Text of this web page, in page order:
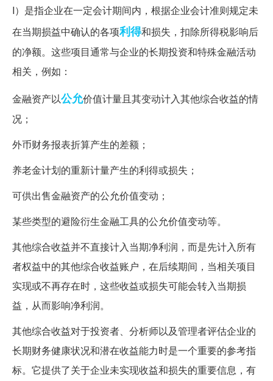
I）是指企业在一定会计期间内，根据企业会计准则规定未
在当期损益中确认的各项利得和损失，扣除所得税影响后
的净额。这些项目通常与企业的长期投资和特殊金融活动
相关，例如：
金融资产以公允价值计量且其变动计入其他综合收益的情
况；
外币财务报表折算产生的差额；
养老金计划的重新计量产生的利得或损失；
可供出售金融资产的公允价值变动；
某些类型的避险衍生金融工具的公允价值变动等。
其他综合收益并不直接计入当期净利润，而是先计入所有
者权益中的其他综合收益账户，在后续期间，当相关项目
实现或不再存在时，这些收益或损失可能会转入当期损
益，从而影响净利润。
其他综合收益对于投资者、分析师以及管理者评估企业的
长期财务健康状况和潜在收益能力时是一个重要的参考指
标。它提供了关于企业未实现收益和损失的重要信息，有